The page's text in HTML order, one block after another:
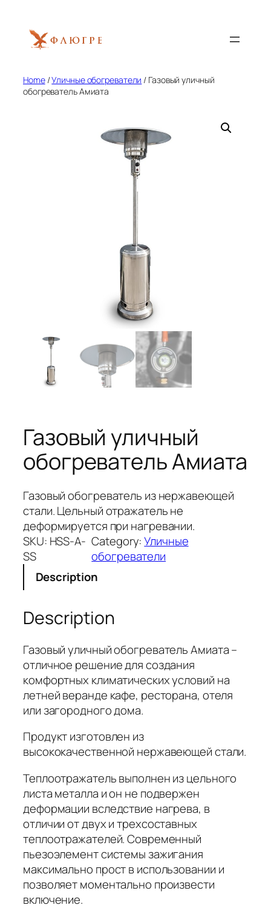
content
Home/Уличные обогреватели / Газовый уличный
обогреватель Амиата
Газовый уличный
обогреватель Амиата
Газовый обогреватель из нержавеющей
стали. Цельный отражатель не
деформируется при нагревании.
SKU: HSS-A-
SS
Category:Уличные
обогреватели
Description
Description
Газовый уличный обогреватель Амиата –
отличное решение для создания
комфортных климатических условий на
летней веранде кафе, ресторана, отеля
или загородного дома.
Продукт изготовлен из
высококачественной нержавеющей стали.
Теплоотражатель выполнен из цельного
листа металла и он не подвержен
деформации вследствие нагрева, в
отличии от двух и трехсоставных
теплоотражателей. Современный
пьезоэлемент системы зажигания
максимально прост в использовании и
позволяет моментально произвести
включение.